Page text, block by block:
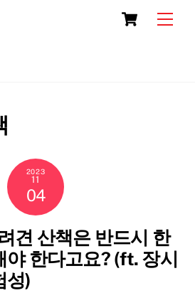
Cart
2023
11
04
견 산책은 반드시 한
야 한다고요? (ft. 장시
성)